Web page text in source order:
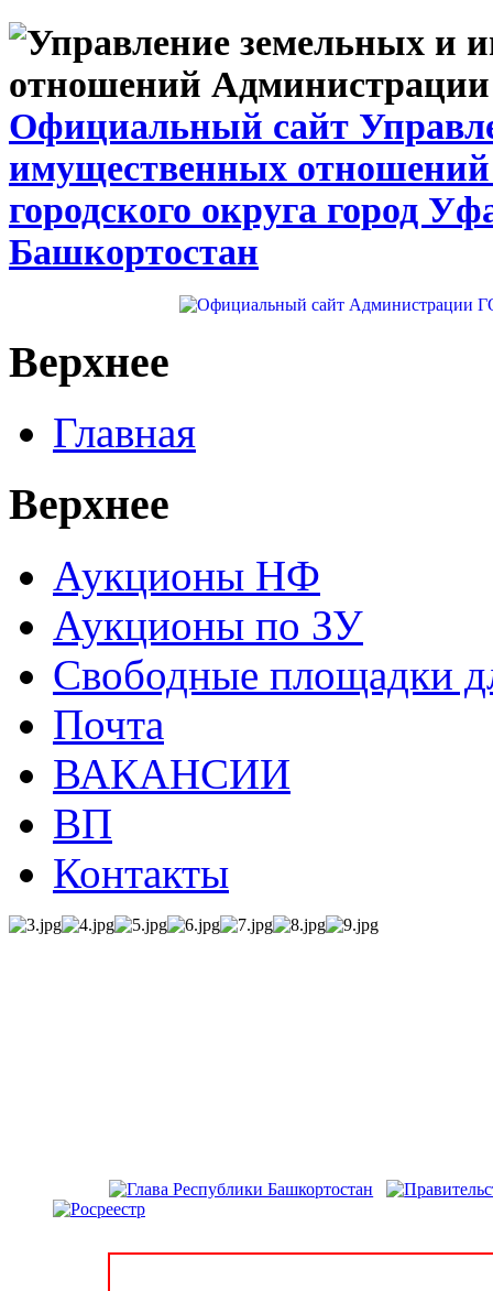
Официальный сайт
имущественных
городского округа город
Башкортостан
Верхнее
Главная
Верхнее
Аукционы НФ
Аукционы по ЗУ
Свободные площадки
Почта
ВАКАНСИИ
ВП
Контакты